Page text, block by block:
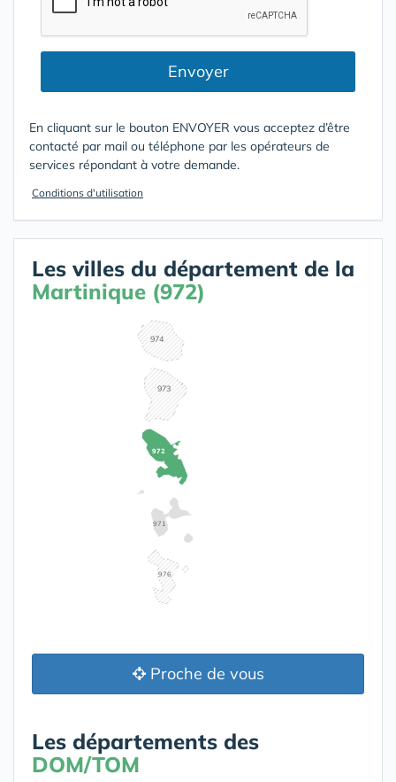
Envoyer
En cliquant sur le bouton ENVOYER vous acceptez d’être
contacté par mail ou téléphone par les opérateurs de
services répondant à votre demande.
Conditions d'utilisation
Les villes du département de la
Martinique (972)
971
972
973
974
976
Proche de vous
Les départements des
DOM/TOM